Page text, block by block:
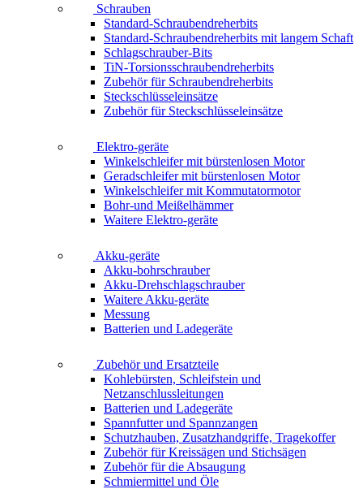
Schrauben
Standard-Schraubendreherbits
Standard-Schraubendreherbits mit langem Schaft
Schlagschrauber-Bits
TiN-Torsionsschraubendreherbits
Zubehör für Schraubendreherbits
Steckschlüsseleinsätze
Zubehör für Steckschlüsseleinsätze
Elektro-geräte
Winkelschleifer mit bürstenlosen Motor
Geradschleifer mit bürstenlosen Motor
Winkelschleifer mit Kommutatormotor
Bohr-und Meißelhämmer
Waitere Elektro-geräte
Akku-geräte
Akku-bohrschrauber
Akku-Drehschlagschrauber
Waitere Akku-geräte
Messung
Batterien und Ladegeräte
Zubehör und Ersatzteile
Kohlebürsten, Schleifstein und
Netzanschlussleitungen
Batterien und Ladegeräte
Spannfutter und Spannzangen
Schutzhauben, Zusatzhandgriffe, Tragekoffer
Zubehör für Kreissägen und Stichsägen
Zubehör für die Absaugung
Schmiermittel und Öle